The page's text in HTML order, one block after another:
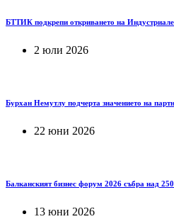
БТТИК подкрепи откриването на
2 юли 2026
Бурхан Немутлу подчерта значението на
22 юни 2026
Балканският бизнес форум 2026 събра над
13 юни 2026